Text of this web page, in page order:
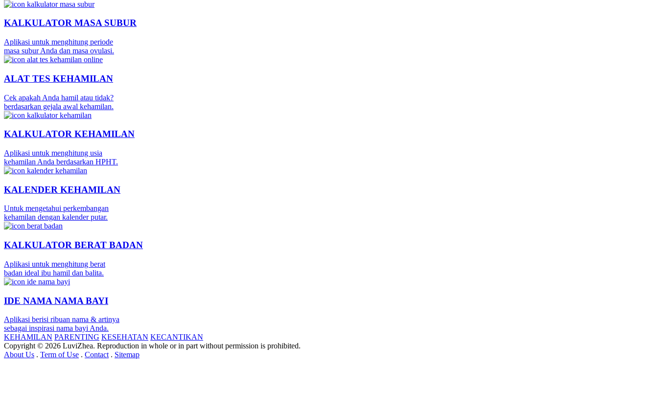
KALKULATOR MASA SUBUR
Aplikasi untuk menghitung periode
masa subur Anda dan masa ovulasi.
ALAT TES KEHAMILAN
Cek apakah Anda hamil atau tidak?
berdasarkan gejala awal kehamilan.
KALKULATOR KEHAMILAN
Aplikasi untuk menghitung usia
kehamilan Anda berdasarkan HPHT.
KALENDER KEHAMILAN
Untuk mengetahui perkembangan
kehamilan dengan kalender putar.
KALKULATOR BERAT BADAN
Aplikasi untuk menghitung berat
badan ideal ibu hamil dan balita.
IDE NAMA NAMA BAYI
Aplikasi berisi ribuan nama & artinya
sebagai inspirasi nama bayi Anda.
KEHAMILAN PARENTING KESEHATAN KECANTIKAN
Copyright © 2026 LuviZhea. Reproduction in whole or in part without permission is prohibited.
About Us . Term of Use . Contact . Sitemap